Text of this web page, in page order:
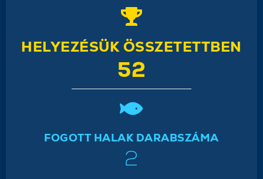
HELYEZÉSÜK ÖSSZETETTBEN
52
FOGOTT HALAK DARABSZÁMA
2